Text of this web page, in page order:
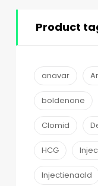
Product
anavar
boldenone
Clomid
HCG
Injectienaald